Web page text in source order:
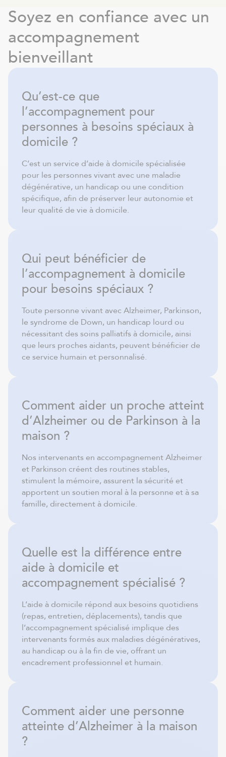
Soyez en confiance avec un
accompagnement
bienveillant
Qu’est-ce que
l’accompagnement pour
personnes à besoins spéciaux à
domicile ?
C’est un service d’aide à domicile spécialisée
pour les personnes vivant avec une maladie
dégénérative, un handicap ou une condition
spécifique, afin de préserver leur autonomie et
leur qualité de vie à domicile.
Qui peut bénéficier de
l’accompagnement à domicile
pour besoins spéciaux ?
Toute personne vivant avec Alzheimer, Parkinson,
le syndrome de Down, un handicap lourd ou
nécessitant des soins palliatifs à domicile, ainsi
que leurs proches aidants, peuvent bénéficier de
ce service humain et personnalisé.
Comment aider un proche atteint
d’Alzheimer ou de Parkinson à la
maison ?
Nos intervenants en accompagnement Alzheimer
et Parkinson créent des routines stables,
stimulent la mémoire, assurent la sécurité et
apportent un soutien moral à la personne et à sa
famille, directement à domicile.
Quelle est la différence entre
aide à domicile et
accompagnement spécialisé ?
L’aide à domicile répond aux besoins quotidiens
(repas, entretien, déplacements), tandis que
l’accompagnement spécialisé implique des
intervenants formés aux maladies dégénératives,
au handicap ou à la fin de vie, offrant un
encadrement professionnel et humain.
Comment aider une personne
atteinte d’Alzheimer à la maison
?